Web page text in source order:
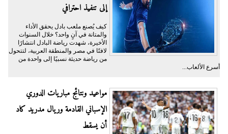
إلى تنفيذ احترافي
كيف يُصنع ملعب بادل يحقق الأداء
والمتانة في آنٍ واحد؟ خلال السنوات
الأخيرة، شهدت رياضة البادل انتشارًا
لافتًا في مصر والمنطقة العربية، لتتحول
من رياضة حديثة نسبيًا إلى واحدة من
أسرع الألعاب...
مواعيد ونتائج مباريات الدوري
الإسباني القادمة وريال مدريد كاد
أن يسقط